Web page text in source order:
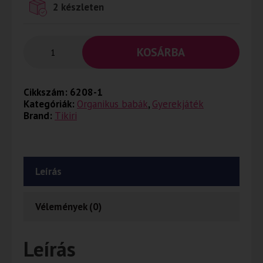
2 készleten
KOSÁRBA
Cikkszám: 6208-1
Kategóriák: Organikus babák, Gyerekjáték
Brand: Tikiri
Leírás
Vélemények (0)
Leírás